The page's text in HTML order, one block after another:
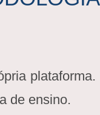
de ensino.